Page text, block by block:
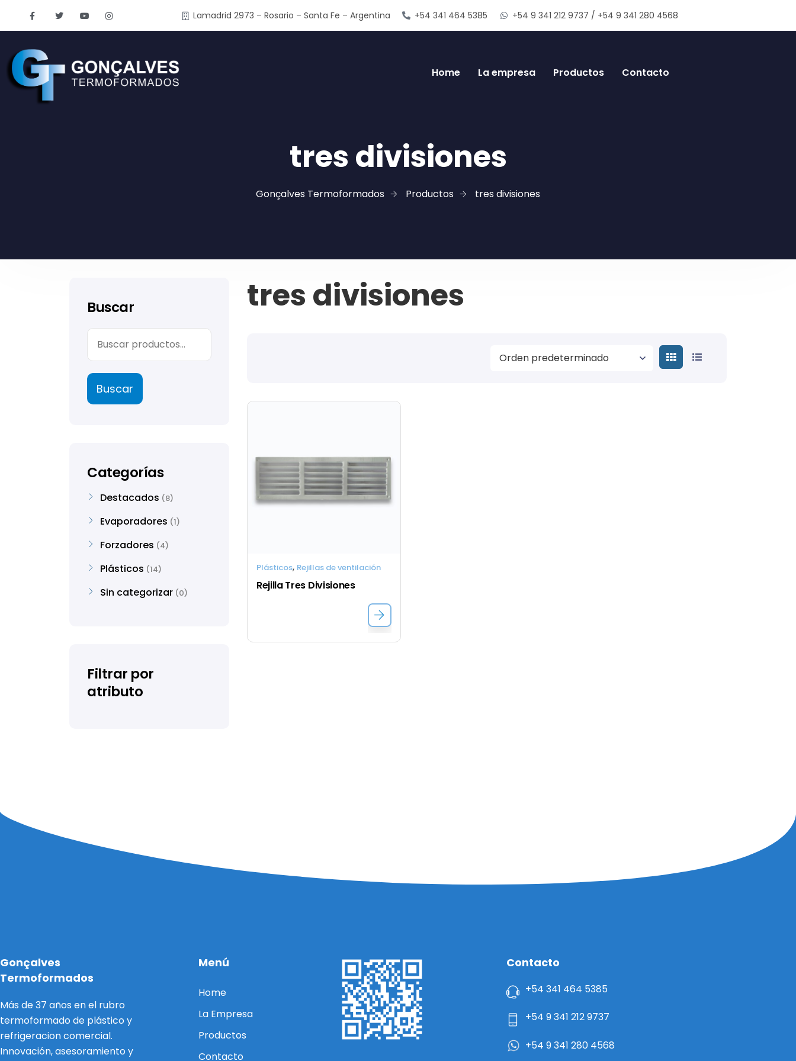
Lamadrid 2973 – Rosario – Santa Fe – Argentina +54 341 464 5385 +54 9 341 212 9737 / +54 9 341 280 4568
Home La empresa Productos Contacto
tres divisiones
Gonçalves Termoformados Productos tres divisiones
tres divisiones
Plásticos, Rejillas de ventilación
Rejilla Tres Divisiones
Buscar
Buscar
Categorías
Destacados 8
Evaporadores 1
Forzadores 4
Plásticos 14
Sin categorizar 0
Filtrar por
atributo
Gonçalves
Termoformados
Más de 37 años en el rubro
termoformado de plástico y
refrigeracion comercial.
Innovación, asesoramiento y
Menú
Home
La Empresa
Productos
Contacto
Contacto
+54 341 464 5385
+54 9 341 212 9737
+54 9 341 280 4568